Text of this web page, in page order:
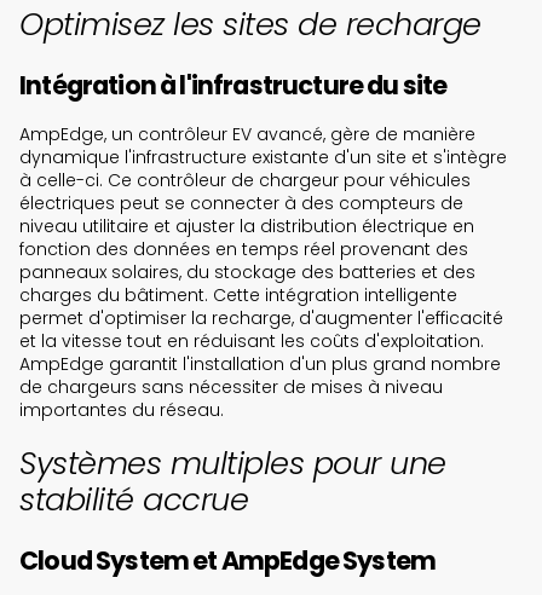
Optimisez les sites de recharge
Intégration à l'infrastructure du site
AmpEdge, un contrôleur EV avancé, gère de manière
dynamique l'infrastructure existante d'un site et s'intègre
à celle-ci. Ce contrôleur de chargeur pour véhicules
électriques peut se connecter à des compteurs de
niveau utilitaire et ajuster la distribution électrique en
fonction des données en temps réel provenant des
panneaux solaires, du stockage des batteries et des
charges du bâtiment. Cette intégration intelligente
permet d'optimiser la recharge, d'augmenter l'efficacité
et la vitesse tout en réduisant les coûts d'exploitation.
AmpEdge garantit l'installation d'un plus grand nombre
de chargeurs sans nécessiter de mises à niveau
importantes du réseau.
Systèmes multiples pour une
stabilité accrue
Cloud System et AmpEdge System